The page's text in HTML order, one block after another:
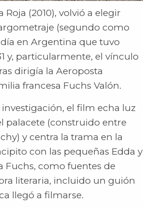
(2010), volvió a elegir
(segundo como
en Argentina que tuvo
y, particularmente, el vínculo
dirigía la Aeroposta
francesa Fuchs Valón.
el film echa luz
palacete (construido entre
y centra la trama en la
con las pequeñas Edda y
Fuchs, como fuentes de
literaria, incluido un guión
llegó a filmarse.